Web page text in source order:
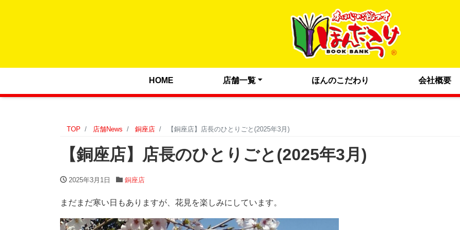
HOME 店舗一覧 ほんのこだわり 会社概要
TOP 店舗News 銅座店 【銅座店】店長のひとりごと(2025年3月)
【銅座店】店長のひとりごと(2025年3月)
2025年3月1日 銅座店
まだまだ寒い日もありますが、花見を楽しみにしています。